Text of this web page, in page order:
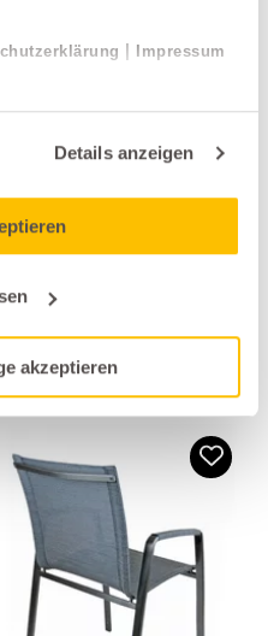
| Impressum
Details anzeigen
akzeptieren
Sit Mobilia